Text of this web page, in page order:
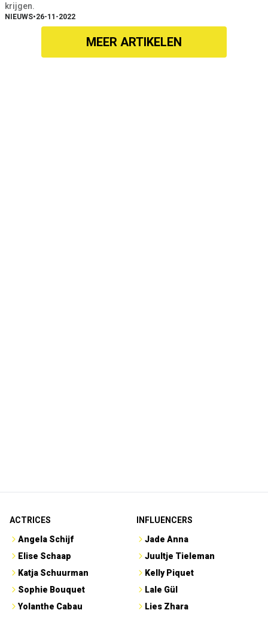
krijgen.
NIEUWS•26-11-2022
MEER ARTIKELEN
ACTRICES
Angela Schijf
Elise Schaap
Katja Schuurman
Sophie Bouquet
Yolanthe Cabau
INFLUENCERS
Jade Anna
Juultje Tieleman
Kelly Piquet
Lale Gül
Lies Zhara